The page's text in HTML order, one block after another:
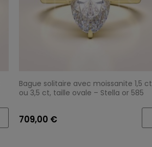
Bague solitaire avec moissanite 1,5 ct
ou 3,5 ct, taille ovale – Stella or 585
709,00 €